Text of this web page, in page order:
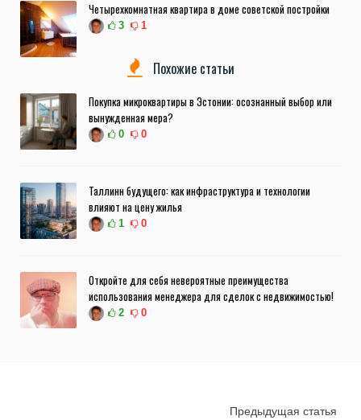
Четырехкомнатная квартира в доме советской постройки
3 1
Похожие статьи
Покупка микроквартиры в Эстонии: осознанный выбор или
вынужденная мера?
0 0
Таллинн будущего: как инфраструктура и технологии
влияют на цену жилья
1 0
Откройте для себя невероятные преимущества
использования менеджера для сделок с недвижимостью!
2 0
Предыдущая статья